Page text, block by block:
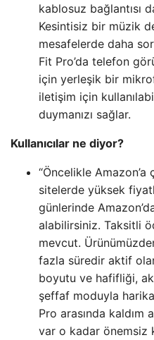
kablosuz bağlantısı
Kesintisiz bir müzik
mesafelerde daha
Fit Pro’da telefon
için yerleşik bir
iletişim için
duymanızı sağlar.
Kullanıcılar ne diyor?
“Öncelikle
sitelerde yüksek
günlerinde
alabilirsiniz. Taksitli
mevcut.
fazla süredir aktif
boyutu ve hafifliği,
şeffaf moduyla
Pro arasında kaldım
var o kadar